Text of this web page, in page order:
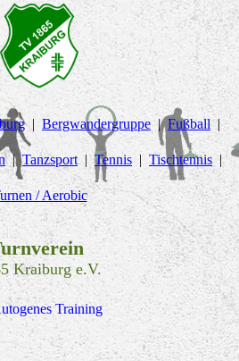
Bergwandergruppe Fußball
Tanzsport Tennis Tischtennis
/ Aerobic
Kraiburg e.V.
Training